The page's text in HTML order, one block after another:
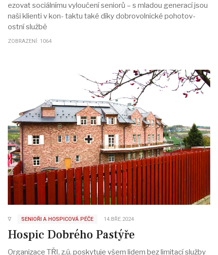
ezovat sociálnímu vyloučení seniorů – s mladou generací jsou
naši klienti v kon- taktu také díky dobrovolnické pohotov-
ostní službě
ZOBRAZENÍ: 1064
∇ SENIOŘI A HOSPICOVÁ PÉČE 14.BŘE.2024
Hospic Dobrého Pastýře
Organizace TŘI, z.ú. poskytuje všem lidem bez limitací služby